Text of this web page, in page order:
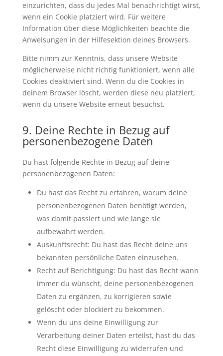
einzurichten, dass du jedes Mal benachrichtigt wirst,
wenn ein Cookie platziert wird. Für weitere
Information über diese Möglichkeiten beachte die
Anweisungen in der Hilfesektion deines Browsers.
Bitte nimm zur Kenntnis, dass unsere Website
möglicherweise nicht richtig funktioniert, wenn alle
Cookies deaktiviert sind. Wenn du die Cookies in
deinem Browser löscht, werden diese neu platziert,
wenn du unsere Website erneut besuchst.
9. Deine Rechte in Bezug auf
personenbezogene Daten
Du hast folgende Rechte in Bezug auf deine
personenbezogenen Daten:
Du hast das Recht zu erfahren, warum deine
personenbezogenen Daten benötigt werden,
was damit passiert und wie lange sie
aufbewahrt werden.
Auskunftsrecht: Du hast das Recht deine uns
bekannten persönliche Daten einzusehen.
Recht auf Berichtigung: Du hast das Recht wann
immer du wünscht, deine personenbezogenen
Daten zu ergänzen, zu korrigieren sowie
gelöscht oder blockiert zu bekommen.
Wenn du uns deine Einwilligung zur
Verarbeitung deiner Daten erteilst, hast du das
Recht diese Einwilligung zu widerrufen und